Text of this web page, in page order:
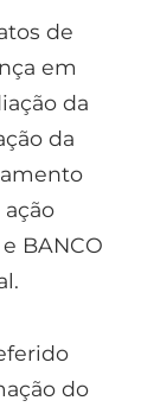
de
em
da
da
BANCO
do